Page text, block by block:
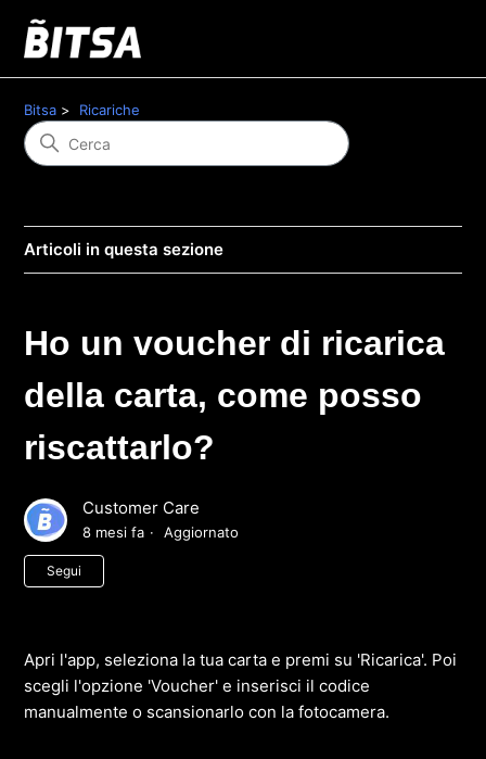
Bitsa Ricariche
Articoli in questa sezione
Ho un voucher di ricarica
della carta, come posso
riscattarlo?
Customer Care
8 mesi fa Aggiornato
Segui
Apri l'app, seleziona la tua carta e premi su 'Ricarica'. Poi
scegli l'opzione 'Voucher' e inserisci il codice
manualmente o scansionarlo con la fotocamera.